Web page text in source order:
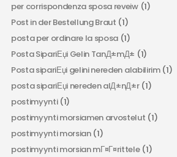
per corrispondenza sposa reveiw(1)
Post in der Bestellung Braut (1)
posta per ordinare la sposa (1)
Posta SipariЕџi Gelin TanД±mД± (1)
Posta sipariЕџi gelini nereden alabilirim(1)
posta sipariЕџi nereden alД±nД±r(1)
postimyynti(1)
postimyynti morsiamen arvostelut (1)
postimyynti morsian(1)
postimyynti morsian mГ¤Г¤rittele(1)